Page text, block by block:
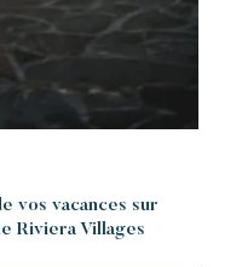
vos vacances sur
Riviera Villages